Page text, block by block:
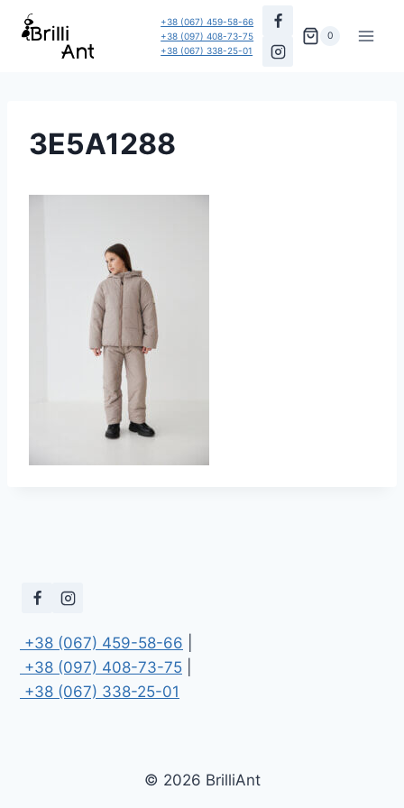
Перейти
+38 (067) 459-58-66
+38 (097) 408-73-75
+38 (067) 338-25-01
0
3E5A1288
+38 (067) 459-58-66
+38 (097) 408-73-75
+38 (067) 338-25-01
© 2026 BrilliAnt